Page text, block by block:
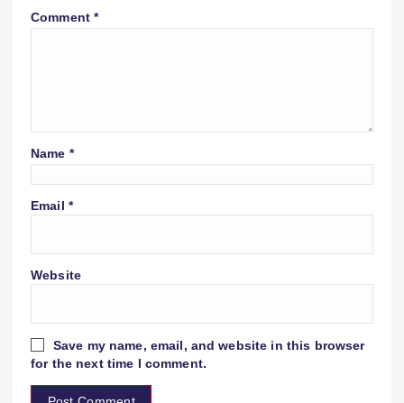
Comment*
Name *
Email *
Website
Save my name, email, and website in this browser
for the next time I comment.